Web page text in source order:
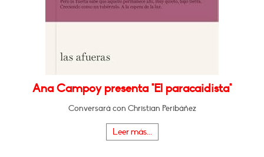
Ana Campoy presenta "El paracaidista"
Conversará con Christian Peribáñez
Leer más...